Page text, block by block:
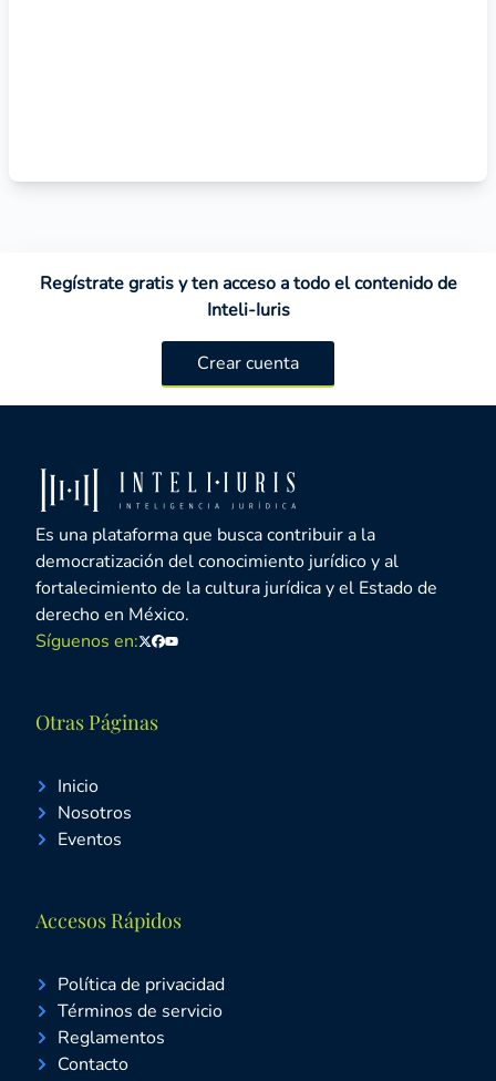
Regístrate gratis y ten acceso a todo el contenido de
Inteli-Iuris
Crear cuenta
Es una plataforma que busca contribuir a la
democratización del conocimiento jurídico y al
fortalecimiento de la cultura jurídica y el Estado de
derecho en México.
Síguenos en:Twitter
Facebook
Youtube
Otras Páginas
Inicio
Nosotros
Eventos
Accesos Rápidos
Política de privacidad
Términos de servicio
Reglamentos
Contacto